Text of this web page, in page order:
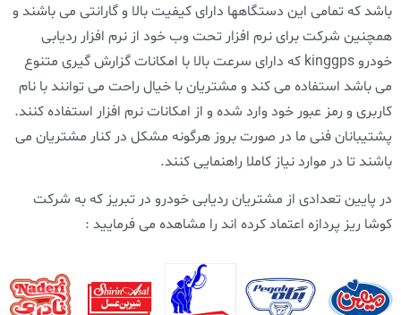
باشد که تمامی این دستگاهها دارای کیفیت بالا و گارانتی می باشند و
همچنین شرکت برای نرم افزار تحت وب خود از نرم افزار ردیابی
خودرو kinggps که دارای سرعت بالا با امکانات گزارش گیری متنوع
می باشد استفاده می کند و مشتریان با خیال راحت می توانند با نام
کاربری و رمز عبور خود وارد شده و از امکانات نرم افزار استفاده کنند.
پشتیبانان فنی ما در صورت بروز هرگونه مشکل در کنار مشتریان می
باشند تا در موارد نیاز کاملا راهنمایی کنند.
در پایین تعدادی از مشتریان ردیابی خودرو در تبریز که به شرکت
کوشا ریز پردازه اعتماد کرده اند را مشاهده می فرمایید :